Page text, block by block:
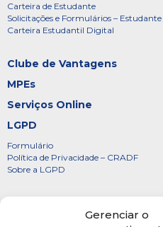
Gerenciar o
Carteira de Estudante
Solicitações e Formulários – Estudante
Carteira Estudantil Digital
Clube de Vantagens
MPEs
Serviços Online
LGPD
Formulário
Política de Privacidade – CRADF
Sobre a LGPD